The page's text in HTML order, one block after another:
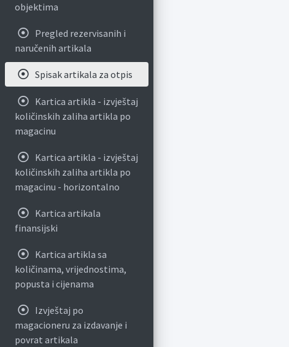
objektima
Pregled rezervisanih i
naručenih artikala
Spisak artikala za otpis
Kartica artikla - izvještaj
količinskih zaliha artikla po
magacinu
Kartica artikla - izvještaj
količinskih zaliha artikla po
magacinu - horizontalno
Kartica artikala
finansijski
Kartica artikla sa
količinama, vrijednostima,
popusta i cijenama
Izvještaj po
magacioneru za izdavanje i
povrat artikala